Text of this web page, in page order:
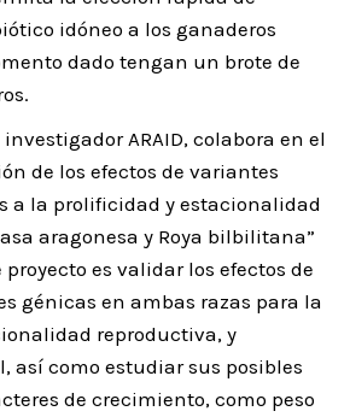
idóneo a los ganaderos
dado tengan un brote de
ARAID, colabora en el
de los efectos de variantes
a la prolificidad y estacionalidad
aragonesa y Roya bilbilitana”
proyecto es validar los efectos de
génicas en ambas razas para la
reproductiva, y
así como estudiar sus posibles
de crecimiento, como peso